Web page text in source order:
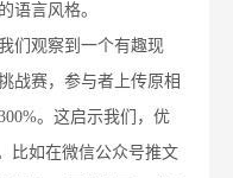
语言风格。
们观察到一个有趣现
战赛，参与者上传原相
。这启示我们，优
比如在微信公众号推文